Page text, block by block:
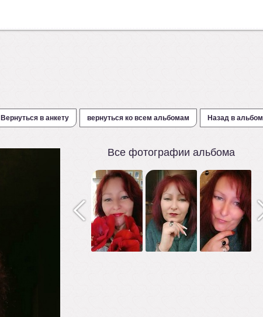
Вернуться в анкету вернуться ко всем альбомам Назад в альбом
Все фотографии альбома